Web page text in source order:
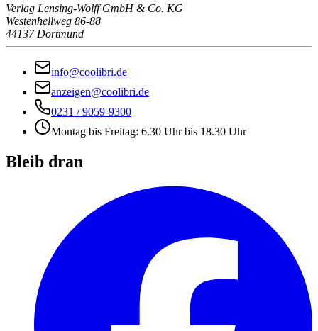
Verlag Lensing-Wolff GmbH & Co. KG
Westenhellweg 86-88
44137 Dortmund
info@coolibri.de
anzeigen@coolibri.de
0231 / 9059-9300
Montag bis Freitag: 6.30 Uhr bis 18.30 Uhr
Bleib dran